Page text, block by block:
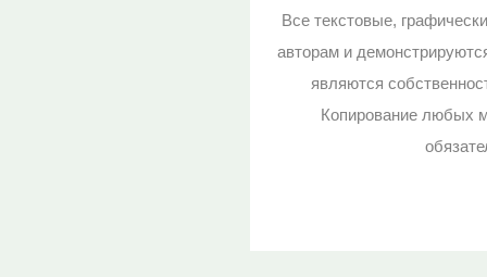
Все текстовые,
авторам и
являются
Копирование любых